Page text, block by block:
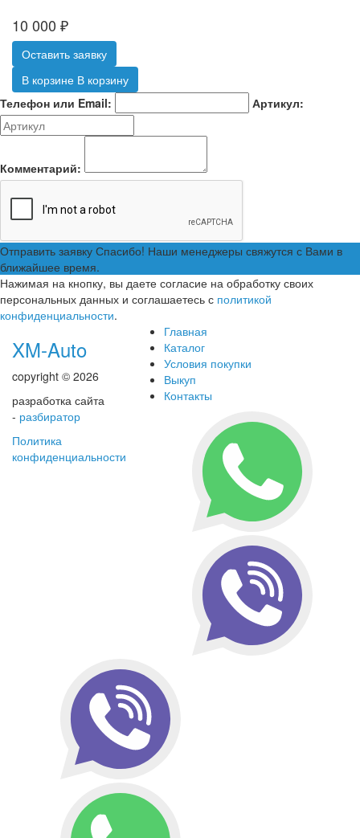
10 000 ₽
Оставить заявку
В корзине В корзину
Телефон или Email:
Артикул:
Комментарий:
Отправить заявку Спасибо! Наши менеджеры свяжутся с Вами в
ближайшее время.
Нажимая на кнопку, вы даете согласие на обработку своих
персональных данных и соглашаетесь с политикой
конфиденциальности.
XM-Auto
copyright © 2026
разработка сайта
- разбиратор
Политика
конфиденциальности
Главная
Каталог
Условия покупки
Выкуп
Контакты